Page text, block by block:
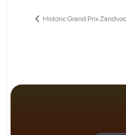
Historic Grand Prix